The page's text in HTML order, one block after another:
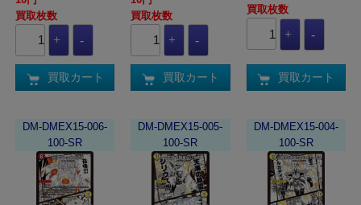
買取枚数
買取カート
買取枚数
買取カート
買取枚数
買取カート
DM-DMEX15-006-
100-SR
DM-DMEX15-005-
100-SR
DM-DMEX15-004-
100-SR